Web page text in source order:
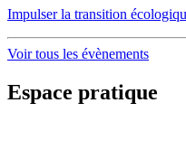
Impulser la transition
Voir tous les évènements
Espace pratique